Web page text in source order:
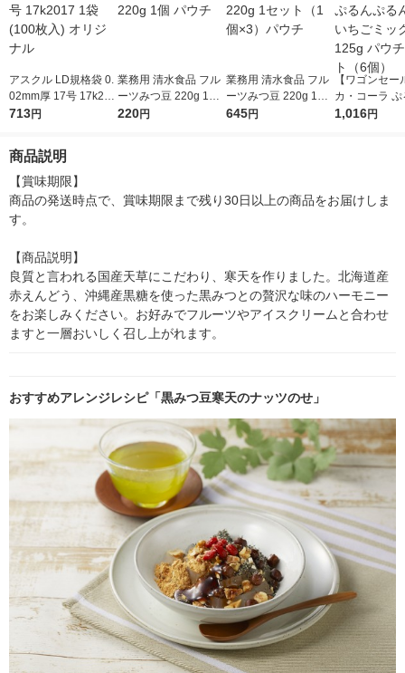
アスクル LD規格袋 0.
02mm厚 17号 17k201
7 1袋(100枚入) オリ
713円
業務用 清水食品 フル
ーツみつ豆 220g 1個
パウチ
220円
業務用 清水食品 フル
ーツみつ豆 220g 1セ
ット（1個×3）パウチ
645円
【ワゴンセー
カ・コーラ
るんQoo いち
1,016円
商品説明
【賞味期限】
商品の発送時点で、賞味期限まで残り30日以上の商品をお届けしま
す。
【商品説明】
良質と言われる国産天草にこだわり、寒天を作りました。北海道産
赤えんどう、沖縄産黒糖を使った黒みつとの贅沢な味のハーモニー
をお楽しみください。お好みでフルーツやアイスクリームと合わせ
ますと一層おいしく召し上がれます。
おすすめアレンジレシピ「黒みつ豆寒天のナッツのせ」